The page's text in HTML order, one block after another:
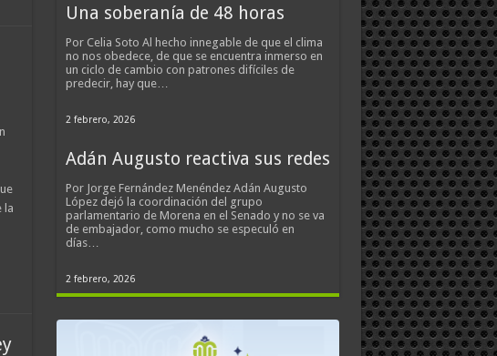
la
Una soberanía de 48 horas
Por Celia Soto Al hecho innegable de que el clima
no nos obedece, de que se encuentra inmerso en
un ciclo de cambio con patrones difíciles de
predecir, hay que…
2 febrero, 2026
Adán Augusto reactiva sus redes
Por Jorge Fernández Menéndez Adán Augusto
López dejó la coordinación del grupo
parlamentario de Morena en el Senado y no se va
de embajador, como mucho se especuló en
días…
2 febrero, 2026